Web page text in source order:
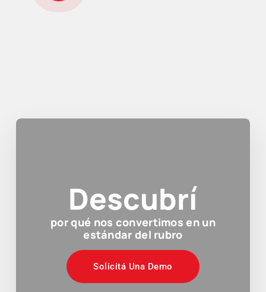
Descubrí
por qué nos convertimos en un
estándar del rubro
Solicitá Una Demo